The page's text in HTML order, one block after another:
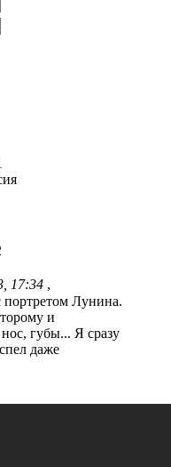
17:34 ,
портретом Лунина.
и
нос, губы... Я сразу
даже